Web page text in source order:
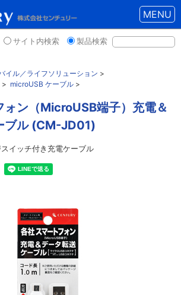
MENU
サイト内検索 製品検索
イル／ライフソリューション >
> microUSB ケーブル >
ォン（MicroUSB端子）充電＆
ブル (CM-JD01)
イッチ付き充電ケーブル